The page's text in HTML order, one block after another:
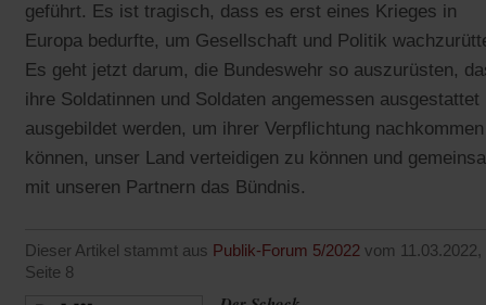
geführt. Es ist tragisch, dass es erst eines Krieges in
Europa bedurfte, um Gesellschaft und Politik
Es geht jetzt darum, die Bundeswehr so auszurüsten,
ihre Soldatinnen und Soldaten angemessen ausgestattet
ausgebildet werden, um ihrer Verpflichtung
können, unser Land verteidigen zu können und
mit unseren Partnern das Bündnis.
Dieser Artikel stammt aus Publik-Forum 5/2022 vom 11.03.2022,
Seite 8